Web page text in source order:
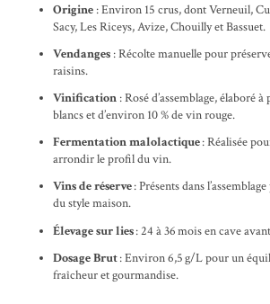
Origine: Environ 15 crus, dont Verneuil,
Sacy, Les Riceys, Avize, Chouilly et Bassuet.
Vendanges: Récolte manuelle pour
raisins.
Vinification: Rosé d’assemblage, élaboré
blancs et d’environ 10 % de vin rouge.
Fermentation malolactique: Réalisée
arrondir le profil du vin.
Vins de réserve: Présents dans
du style maison.
Élevage sur lies: 24 à 36 mois en cave
Dosage Brut: Environ 6,5 g/L pour un
fraîcheur et gourmandise.